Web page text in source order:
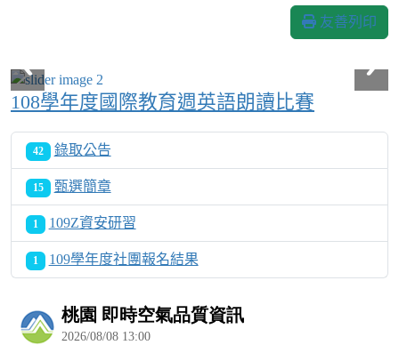
友善列印
108學年度國際教育週英語朗讀比賽
42 錄取公告
15 甄選簡章
1 109Z資安研習
1 109學年度社團報名結果
Over View